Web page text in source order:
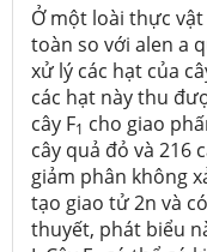
Ở một loài thực
toàn so với alen a
xử lý các hạt của
các hạt này thu
cây F1 cho giao
cây quả đỏ và 216
giảm phân không
tạo giao tử 2n và
thuyết, phát biểu